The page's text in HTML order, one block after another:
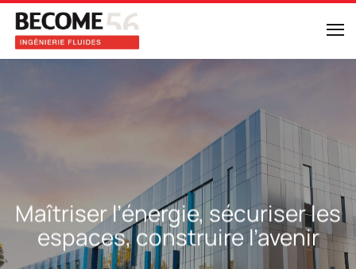
Maîtriser l’énergie, sécuriser les
espaces, construire l’avenir